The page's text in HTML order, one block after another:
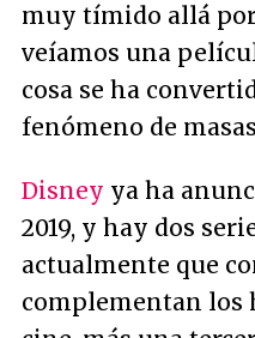
muy tímido allá
veíamos una
cosa se ha
fenómeno de
Disney ya ha
2019, y hay dos
actualmente que
complementan los